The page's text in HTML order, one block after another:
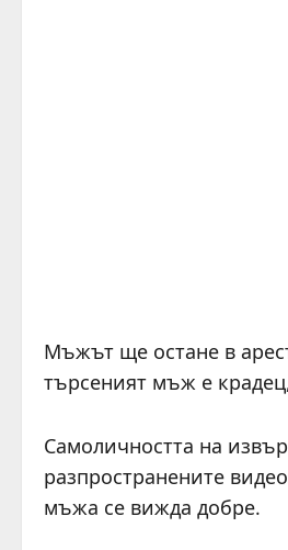
Мъжът ще остане в
търсеният мъж е
Самоличността на
разпространените
мъжа се вижда добре.